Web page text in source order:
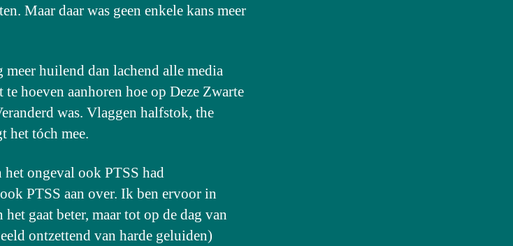
Maar daar was geen enkele kans meer
huilend dan lachend alle media
hoeven aanhoren hoe op Deze Zwarte
was. Vlaggen halfstok, the
het tóch mee.
ongeval ook PTSS had
PTSS aan over. Ik ben ervoor in
gaat beter, maar tot op de dag van
ontzettend van harde geluiden)